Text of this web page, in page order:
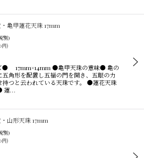
亀甲蓮花天珠 17mm
別)
円)
● 17mm×14mm ●亀甲天珠の意味● 亀の
五角形を配置し五福の門を開き、五眼の力
持つと云われている天珠です。 ●蓮花天珠
蓮…
山形天珠 17mm
別)
円)